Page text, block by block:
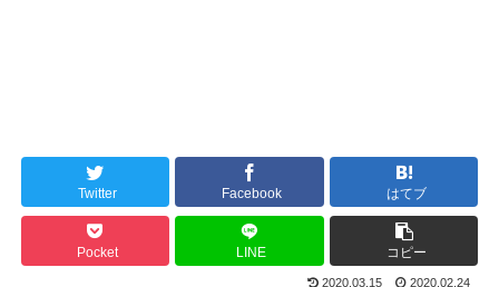
Twitter Facebook はてブ
Pocket LINE コピー
2020.03.15 2020.02.24